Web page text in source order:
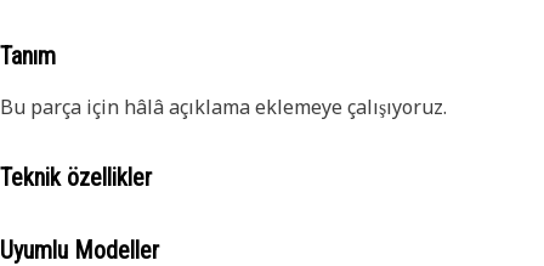
Tanım
Bu parça için hâlâ açıklama eklemeye çalışıyoruz.
Teknik özellikler
Uyumlu Modeller